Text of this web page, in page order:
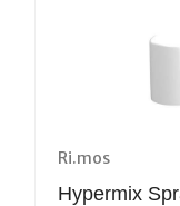
Ri.mos
Hypermix